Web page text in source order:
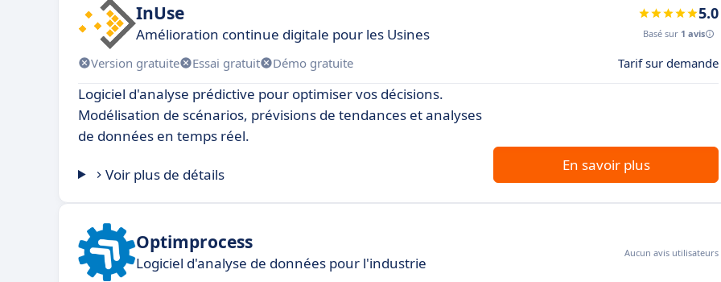
InUse
Amélioration continue digitale pour les Usines
5.0
Basé sur 1 avis
Version gratuite Essai gratuit Démo gratuite Tarif sur demande
Logiciel d'analyse prédictive pour optimiser vos décisions.
Modélisation de scénarios, prévisions de tendances et analyses
de données en temps réel.
Voir plus de détails
En savoir plus
Optimprocess
Logiciel d'analyse de données pour l'industrie
Aucun avis utilisateurs